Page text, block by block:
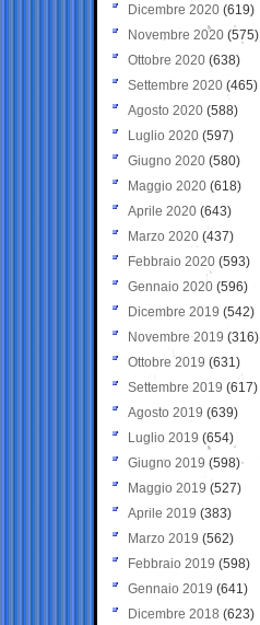
Dicembre 2020 (619)
Novembre 2020 (575)
Ottobre 2020 (638)
Settembre 2020(465)
Agosto 2020 (588)
Luglio 2020 (597)
Giugno 2020 (580)
Maggio 2020 (618)
Aprile 2020 (643)
Marzo 2020 (437)
Febbraio 2020 (593)
Gennaio 2020 (596)
Dicembre 2019 (542)
Novembre 2019 (316)
Ottobre 2019 (631)
Settembre 2019 (617)
Agosto 2019 (639)
Luglio 2019 (654)
Giugno 2019 (598)
Maggio 2019 (527)
Aprile 2019 (383)
Marzo 2019 (562)
Febbraio 2019 (598)
Gennaio 2019 (641)
Dicembre 2018 (623)